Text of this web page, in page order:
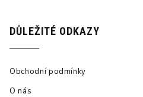
DŮLEŽITÉ ODKAZY
Obchodní podmínky
O nás